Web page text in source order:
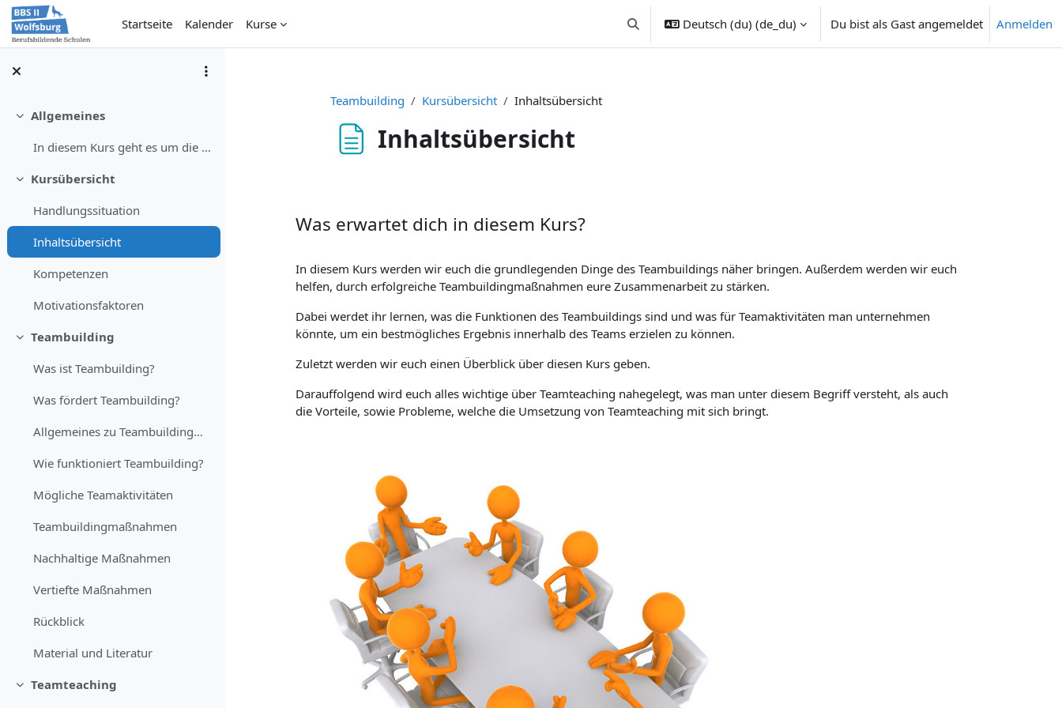
Zum Hauptinhalt
Startseite
Kalender Kurse Sucheingabe umschalten
Deutsch (du) ‎(de_du)‎ Du bist als Gast angemeldet Anmelden
Einklappen
Allgemeines
In diesem Kurs geht es um die erfolgreiche Zusamme...
Einklappen
Kursübersicht
Handlungssituation
Inhaltsübersicht
Kompetenzen
Motivationsfaktoren
Einklappen
Teambuilding
Was ist Teambuilding?
Was fördert Teambuilding?
Allgemeines zu Teambuildingmaßnahmen
Wie funktioniert Teambuilding?
Mögliche Teamaktivitäten
Teambuildingmaßnahmen
Nachhaltige Maßnahmen
Vertiefte Maßnahmen
Rückblick
Material und Literatur
Einklappen
Teamteaching
Teambuilding Kursübersicht Inhaltsübersicht
Inhaltsübersicht
Was erwartet dich in diesem Kurs?
In diesem Kurs werden wir euch die grundlegenden Dinge des Teambuildings näher bringen. Außerdem werden wir euch
helfen, durch erfolgreiche Teambuildingmaßnahmen eure Zusammenarbeit zu stärken.
Dabei werdet ihr lernen, was die Funktionen des Teambuildings sind und was für Teamaktivitäten man unternehmen
könnte, um ein bestmögliches Ergebnis innerhalb des Teams erzielen zu können.
Zuletzt werden wir euch einen Überblick über diesen Kurs geben.
Darauffolgend wird euch alles wichtige über Teamteaching nahegelegt, was man unter diesem Begriff versteht, als auch
die Vorteile, sowie Probleme, welche die Umsetzung von Teamteaching mit sich bringt.